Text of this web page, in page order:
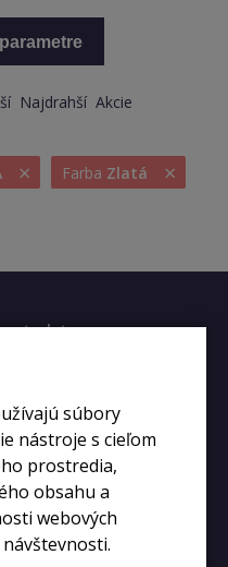
Najdrahší Akcie
× Farba Zlatá ×
súbory
nástroje s cieľom
prostredia,
obsahu a
webových